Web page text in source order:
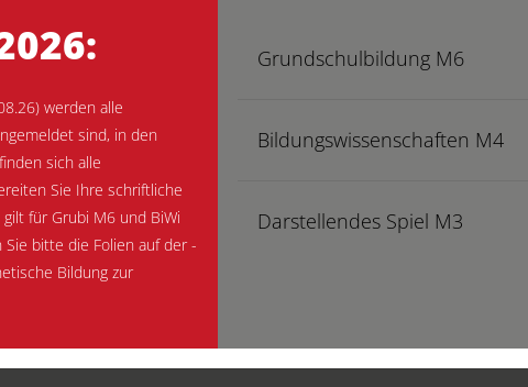
werden alle
sind, in den
sich alle
Sie Ihre schriftliche
für Grubi M6 und BiWi
bitte die Folien auf der -
Bildung zur
Grundschulbildung M6
Bildungswissenschaften M4
Darstellendes Spiel M3